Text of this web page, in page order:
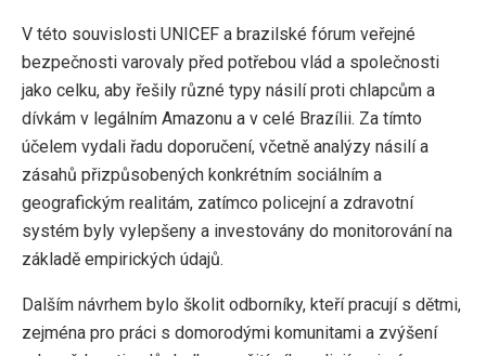
V této souvislosti UNICEF a brazilské fórum veřejné
bezpečnosti varovaly před potřebou vlád a společnosti
jako celku, aby řešily různé typy násilí proti chlapcům a
dívkám v legálním Amazonu a v celé Brazílii. Za tímto
účelem vydali řadu doporučení, včetně analýzy násilí a
zásahů přizpůsobených konkrétním sociálním a
geografickým realitám, zatímco policejní a zdravotní
systém byly vylepšeny a investovány do monitorování na
základě empirických údajů.
Dalším návrhem bylo školit odborníky, kteří pracují s dětmi,
zejména pro práci s domorodými komunitami a zvýšení